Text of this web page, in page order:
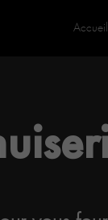
Accueil